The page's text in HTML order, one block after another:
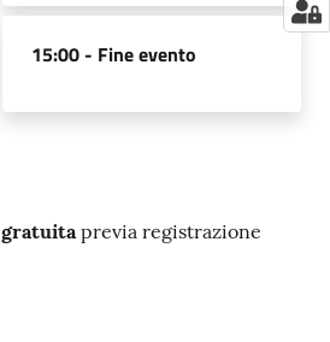
15:00 - Fine evento
gratuita previa registrazione